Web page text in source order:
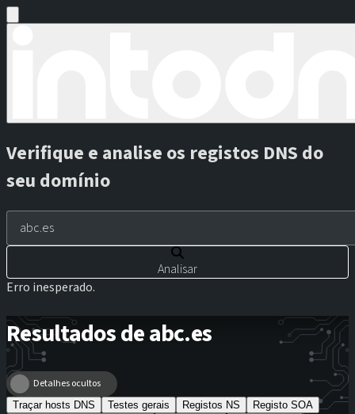
Verifique e analise os registos DNS do
seu domínio
Analisar
Erro inesperado.
Resultados de abc.es
Detalhes ocultos
Traçar hosts DNS Testes gerais Registos NS
Registo SOA